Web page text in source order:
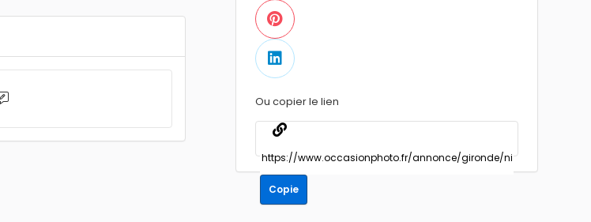
Ou copier le lien
Copie